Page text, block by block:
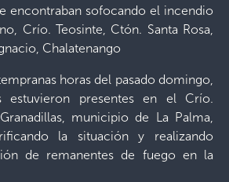
encontraban sofocando el incendio
Crío. Teosinte, Ctón. Santa Rosa,
Chalatenango
horas del pasado domingo,
estuvieron presentes en el Crío.
municipio de La Palma,
la situación y realizando
de remanentes de fuego en la